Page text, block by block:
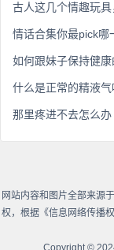
古人这几个情趣玩
情话合集你最pick哪
如何跟妹子保持健康
什么是正常的精液
那里疼进不去怎么办
网站内容和图片全部来源
权，根据《信息网络传播